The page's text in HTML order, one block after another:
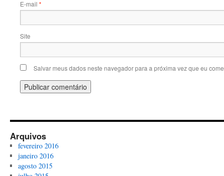
E-mail *
Site
Salvar meus dados neste navegador para a próxima vez que eu
Arquivos
fevereiro 2016
janeiro 2016
agosto 2015